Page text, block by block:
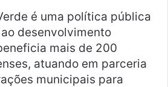
é uma política pública
desenvolvimento
mais de 200
atuando em parceria
municipais para